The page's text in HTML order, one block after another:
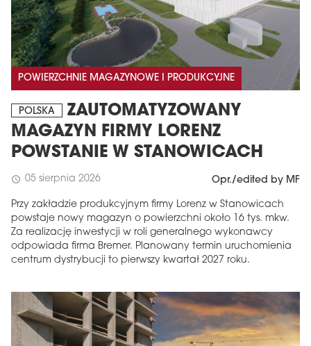
POWIERZCHNIE MAGAZYNOWE I PRODUKCYJNE
POLSKA
ZAUTOMATYZOWANY
MAGAZYN FIRMY LORENZ
POWSTANIE W STANOWICACH
schedule 05 sierpnia 2026 Opr./edited by MF
Przy zakładzie produkcyjnym firmy Lorenz w Stanowicach
powstaje nowy magazyn o powierzchni około 16 tys. mkw.
Za realizację inwestycji w roli generalnego wykonawcy
odpowiada firma Bremer. Planowany termin uruchomienia
centrum dystrybucji to pierwszy kwartał 2027 roku.